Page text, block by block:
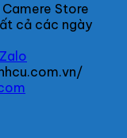
Camere Store
cả các ngày